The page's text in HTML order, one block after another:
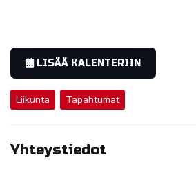
LISÄÄ KALENTERIIN
Liikunta Tapahtumat
Yhteystiedot